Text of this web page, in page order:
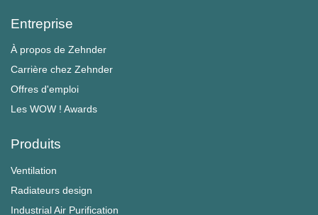
Entreprise
À propos de Zehnder
Carrière chez Zehnder
Offres d'emploi
Les WOW ! Awards
Produits
Ventilation
Radiateurs design
Industrial Air Purification